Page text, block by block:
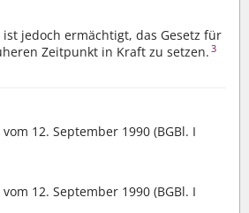
jedoch ermächtigt, das Gesetz für
Zeitpunkt in Kraft zu setzen. 3
12. September 1990 (BGBl. I
12. September 1990 (BGBl. I